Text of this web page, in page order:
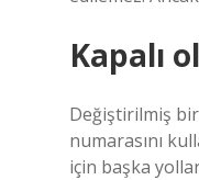
Kapalı
Değiştirilmiş
numarasını
için başka